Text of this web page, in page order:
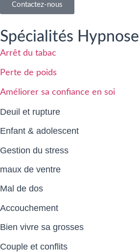
Contactez-nous
Spécialités Hypnose
Arrêt du tabac
Perte de poids
Améliorer sa confiance en soi
Deuil et rupture
Enfant & adolescent
Gestion du stress
maux de ventre
Mal de dos
Accouchement
Bien vivre sa grosses
Couple et conflits